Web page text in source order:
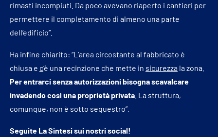
rimasti incompiuti. Da poco avevano riaperto i cantieri per
permettere il completamento di almeno una parte
dell’edificio”.
Ha infine chiarito: “L’area circostante al fabbricato è
chiusa e c‘è una recinzione che mette in sicurezza la zona.
Per entrarci senza autorizzazioni bisogna scavalcare
invadendo così una proprietà privata . La struttura,
comunque, non è sotto sequestro”.
Seguite La Sintesisui nostri social!